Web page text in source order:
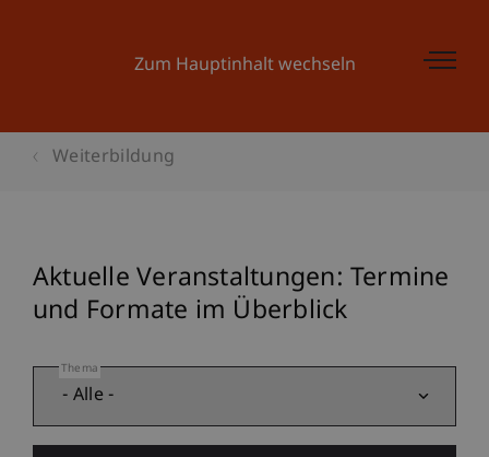
Zum Hauptinhalt wechseln
Weiterbildung
Aktuelle Veranstaltungen: Termine
und Formate im Überblick
Thema